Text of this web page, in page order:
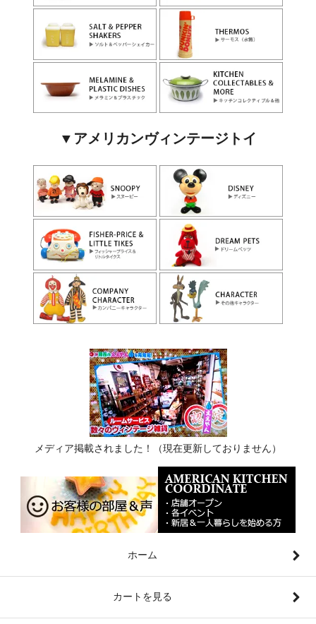
▼アメリカンヴィンテージトイ
メディア掲載されました！（現在更新しておりません）
ホーム
カートを見る